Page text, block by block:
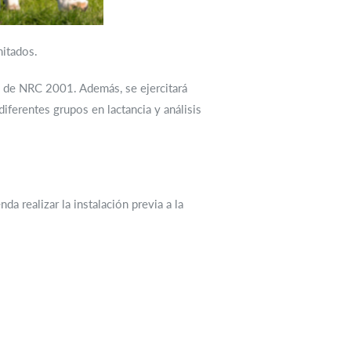
NRC 2001. Además, se ejercitará
grupos en lactancia y análisis
realizar la instalación previa a la